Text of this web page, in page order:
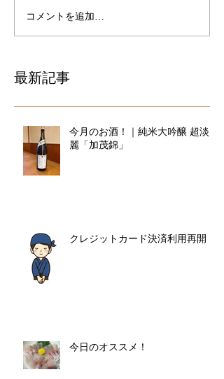
コメントを追加…
最新記事
今月のお酒！｜純米大吟醸 超淡
麗「加茂錦」
クレジットカード決済利用再開
今日のオススメ！